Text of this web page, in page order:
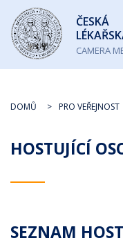
Česká
lékařská
komora
ČESKÁ
CAMERA
HOSTUJÍCÍ
DOMŮ PRO VEŘEJNOST
SEZNAM